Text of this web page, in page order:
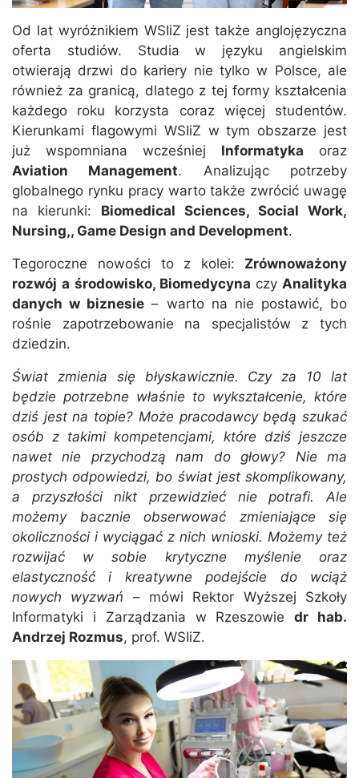
Od lat wyróżnikiem WSIiZ jest także anglojęzyczna
oferta studiów. Studia w języku angielskim
otwierają drzwi do kariery nie tylko w Polsce, ale
również za granicą, dlatego z tej formy kształcenia
każdego roku korzysta coraz więcej studentów.
Kierunkami flagowymi WSIiZ w tym obszarze jest
już wspomniana wcześniej Informatyka oraz
Aviation Management. Analizując potrzeby
globalnego rynku pracy warto także zwrócić uwagę
na kierunki: Biomedical Sciences, Social Work,
Nursing,, Game Design and Development.
Tegoroczne nowości to z kolei: Zrównoważony
rozwój a środowisko, Biomedycyna czy Analityka
danych w biznesie – warto na nie postawić, bo
rośnie zapotrzebowanie na specjalistów z tych
dziedzin.
Świat zmienia się błyskawicznie. Czy za 10 lat
będzie potrzebne właśnie to wykształcenie, które
dziś jest na topie? Może pracodawcy będą szukać
osób z takimi kompetencjami, które dziś jeszcze
nawet nie przychodzą nam do głowy? Nie ma
prostych odpowiedzi, bo świat jest skomplikowany,
a przyszłości nikt przewidzieć nie potrafi. Ale
możemy bacznie obserwować zmieniające się
okoliczności i wyciągać z nich wnioski. Możemy też
rozwijać w sobie krytyczne myślenie oraz
elastyczność i kreatywne podejście do wciąż
nowych wyzwań – mówi Rektor Wyższej Szkoły
Informatyki i Zarządzania w Rzeszowiedr hab.
Andrzej Rozmus, prof. WSIiZ.